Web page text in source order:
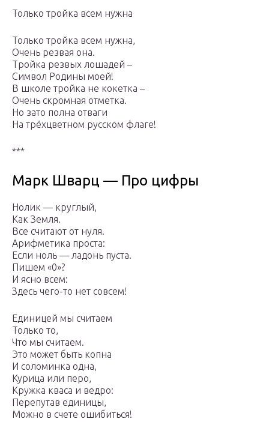
Только тройка всем нужна
Только тройка всем нужна,
Очень резвая она.
Тройка резвых лошадей –
Символ Родины моей!
В школе тройка не кокетка –
Очень скромная отметка.
Но зато полна отваги
На трёхцветном русском флаге!
***
Марк Шварц — Про цифры
Нолик — круглый,
Как Земля.
Все считают от нуля.
Арифметика проста:
Если ноль — ладонь пуста.
Пишем «0»?
И ясно всем:
Здесь чего-то нет совсем!
Единицей мы считаем
Только то,
Что мы считаем.
Это может быть копна
И соломинка одна,
Курица или перо,
Кружка кваса и ведро:
Перепутав единицы,
Можно в счете ошибиться!